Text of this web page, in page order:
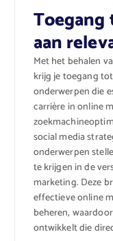
Toegang
aan
Met het behalen
krijg je toegang
onderwerpen die
carrière in online
social media
onderwerpen
te krijgen in de
marketing. Deze
effectieve online
beheren,
ontwikkelt die